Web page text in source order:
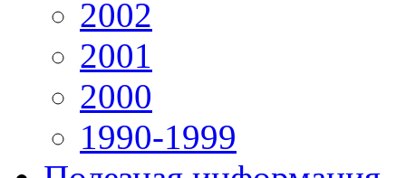
2002
2001
2000
1990-1999